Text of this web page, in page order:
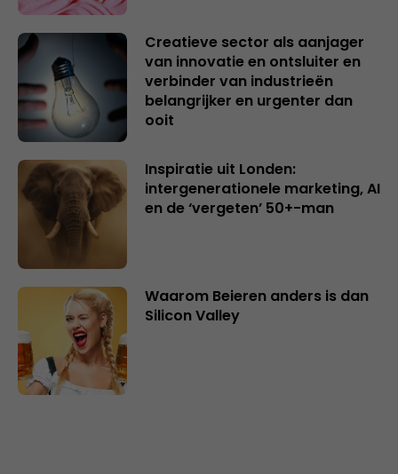
Creatieve sector als aanjager
van innovatie en ontsluiter en
verbinder van industrieën
belangrijker en urgenter dan
ooit
Inspiratie uit Londen:
intergenerationele marketing, AI
en de ‘vergeten’ 50+-man
Waarom Beieren anders is dan
Silicon Valley